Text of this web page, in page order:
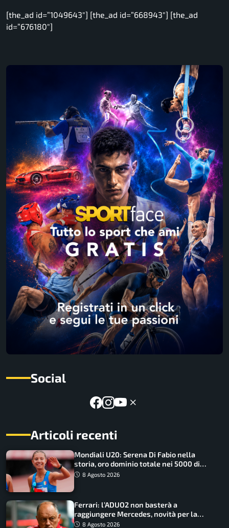
[the_ad id=”1049643″] [the_ad id=”668943″] [the_ad
id=”676180″]
Social
Articoli recenti
Mondiali U20: Serena Di Fabio nella
storia, oro dominio totale nei 5000 di
marcia
8 Agosto 2026
Ferrari: l’ADUO2 non basterà a
raggiungere Mercedes, novità per la
Macarena
8 Agosto 2026